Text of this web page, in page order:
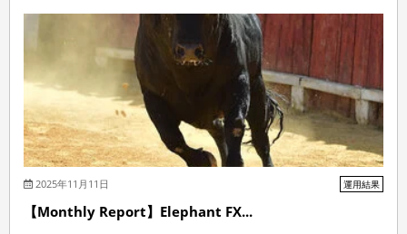
2025年11月11日 運用結果
【Monthly Report】Elephant FX...